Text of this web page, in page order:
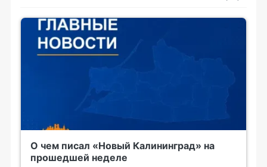
О чем писал «Новый Калининград» на
прошедшей неделе